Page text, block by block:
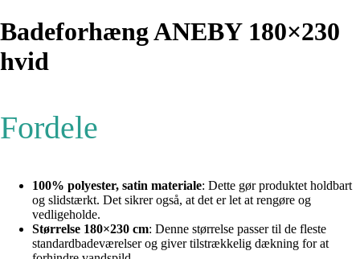
Badeforhæng ANEBY 180×230
hvid
Fordele
100% polyester, satin materiale: Dette gør produktet holdbart
og slidstærkt. Det sikrer også, at det er let at rengøre og
vedligeholde.
Størrelse 180×230 cm: Denne størrelse passer til de fleste
standardbadeværelser og giver tilstrækkelig dækning for at